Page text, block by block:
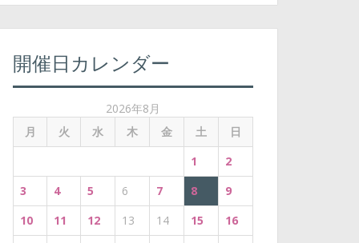
開催日カレンダー
2026年8月
月
火 水 木 金 土 日
1
2
3
4 5 6 7 8
9
10
11 12 13 14 15
16